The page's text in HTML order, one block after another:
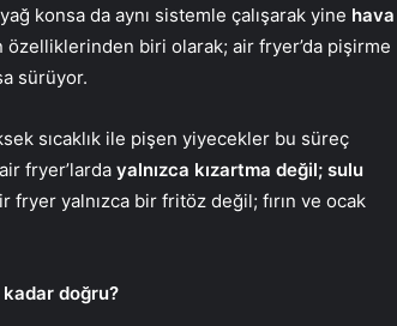
konsa da aynı sistemle çalışarak yine hava
özelliklerinden biri olarak; air fryer’da pişirme
sürüyor.
sıcaklık ile pişen yiyecekler bu süreç
fryer’larda yalnızca kızartma değil; sulu
fryer yalnızca bir fritöz değil; fırın ve ocak
kadar doğru?